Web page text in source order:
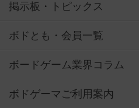
掲示板・トピックス
ボドとも・会員一覧
ボードゲーム業界コラム
ボドゲーマご利用案内